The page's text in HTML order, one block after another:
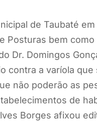
de Taubaté
Posturas bem
Dr. Domingos
contra a varíola
não poderão as
de
Borges afixou